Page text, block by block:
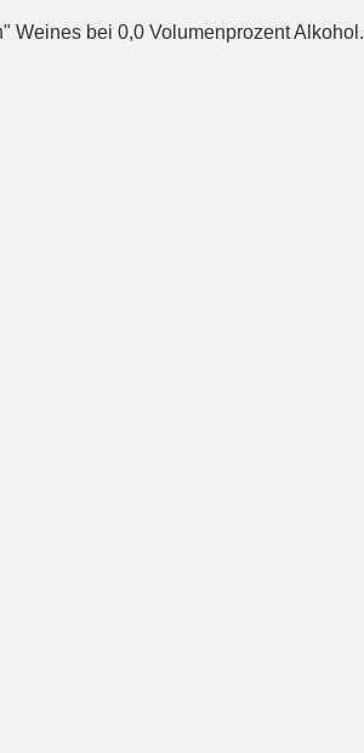
Weines bei 0,0 Volumenprozent Alkohol.